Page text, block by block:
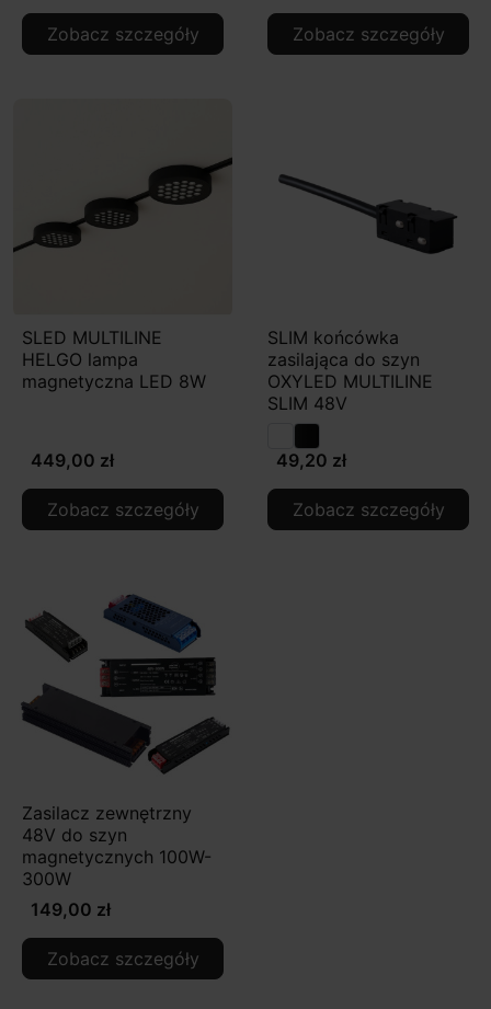
Zobacz szczegóły Zobacz szczegóły
SLED MULTILINE
HELGO lampa
magnetyczna LED 8W
449,00 zł
Zobacz szczegóły
SLIM końcówka
zasilająca do szyn
OXYLED MULTILINE
SLIM 48V
49,20 zł
Zobacz szczegóły
Zasilacz zewnętrzny
48V do szyn
magnetycznych 100W-
300W
149,00 zł
Zobacz szczegóły